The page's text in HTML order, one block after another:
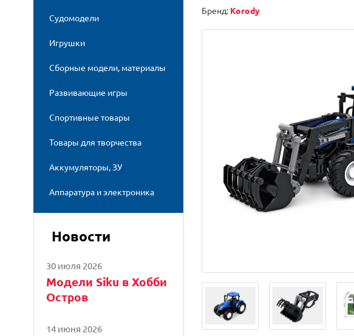
Судомодели
Игрушки
Сборные модели, материалы
Развивающие игры
Спортивные товары
Товары для творчества
Аккумуляторы, ЗУ
Аппаратура и электроника
Новости
30 июля 2026
Модели Siku в Хобби
Остров
14 июня 2026
Бренд: Korody